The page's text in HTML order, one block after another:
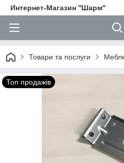
Интернет-Магазин ''Шарм''
Товари та послуги
Топ продажів